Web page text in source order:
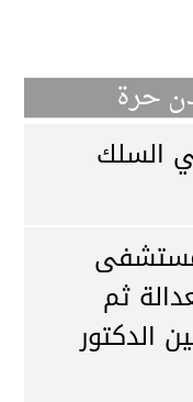
حرة
السلك
مستشفى
ثم
الدكتور